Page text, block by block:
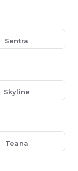
Sentra
Skyline
Teana